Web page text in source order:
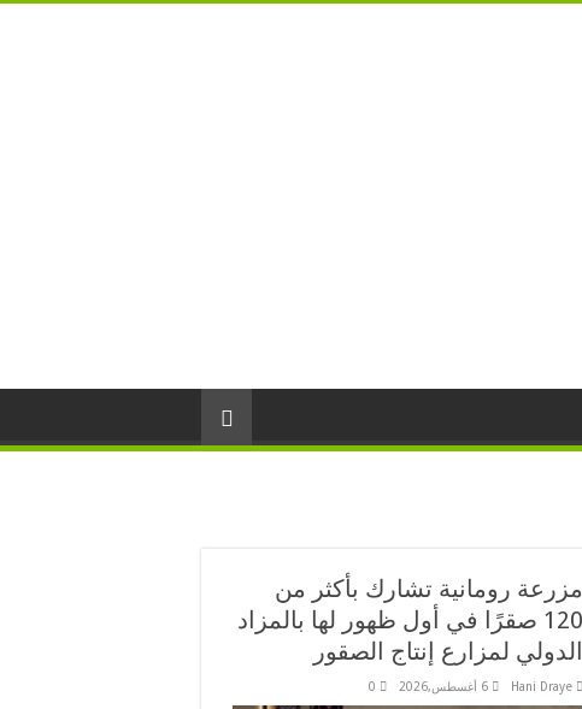
مزرعة رومانية تشارك بأكثر من
120 صقرًا في أول ظهور لها بالمزاد
الدولي لمزارع إنتاج الصقور
Hani Draye 6 أغسطس,2026 0